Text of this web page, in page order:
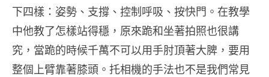
下四樣：姿勢、支撐、控制呼吸、按快門。在教學
中他教了怎樣站得穩，原來跪和坐著拍照也很講
究，當跪的時候千萬不可以用手肘頂著大脾，要用
整個上臂靠著膝頭。托相機的手法也不是我們常見